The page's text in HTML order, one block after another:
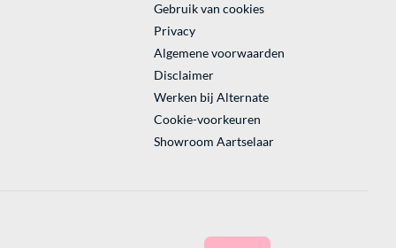
Gebruik van cookies
Privacy
Algemene voorwaarden
Disclaimer
Werken bij Alternate
Cookie-voorkeuren
Showroom Aartselaar